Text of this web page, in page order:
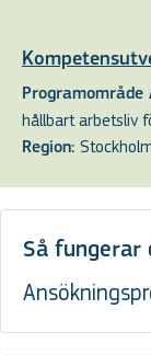
Programområde
hållbart arbetsliv
Region:
Så fungerar